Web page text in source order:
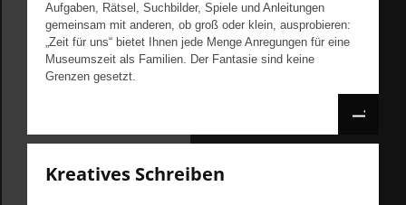
Aufgaben, Rätsel, Suchbilder, Spiele und Anleitungen
gemeinsam mit anderen, ob groß oder klein, ausprobieren:
„Zeit für uns“ bietet Ihnen jede Menge Anregungen für eine
Museumszeit als Familien. Der Fantasie sind keine
Grenzen gesetzt.
Kreatives Schreiben